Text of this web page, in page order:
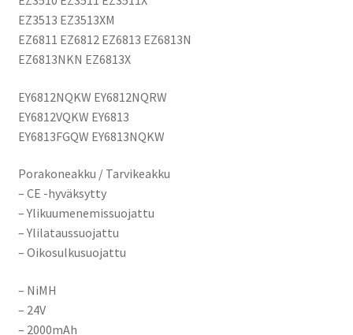
EZ3513 EZ3513XM
EZ6811 EZ6812 EZ6813 EZ6813N
EZ6813NKN EZ6813X
EY6812NQKW EY6812NQRW
EY6812VQKW EY6813
EY6813FGQW EY6813NQKW
Porakoneakku / Tarvikeakku
– CE -hyväksytty
– Ylikuumenemissuojattu
– Ylilataussuojattu
– Oikosulkusuojattu
– NiMH
– 24V
– 2000mAh